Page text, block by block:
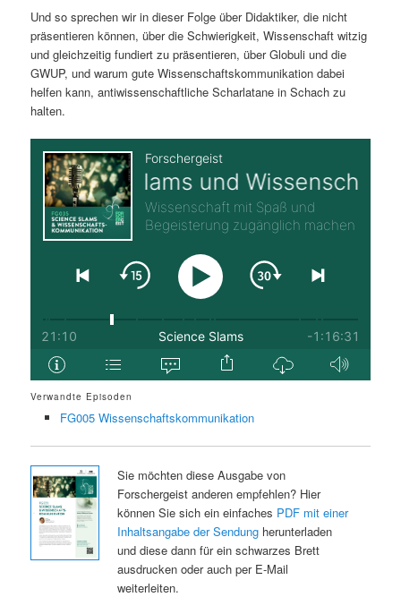
e
n
n
g
e
n
Und so sprechen wir in dieser Folge über Didaktiker, die nicht
präsentieren können, über die Schwierigkeit, Wissenschaft witzig
und gleichzeitig fundiert zu präsentieren, über Globuli und die
GWUP, und warum gute Wissenschaftskommunikation dabei
helfen kann, antiwissenschaftliche Scharlatane in Schach zu
halten.
Verwandte Episoden
FG005 Wissenschaftskommunikation
Sie möchten diese Ausgabe von
Forschergeist anderen empfehlen? Hier
können Sie sich ein einfaches PDF mit einer
Inhaltsangabe der Sendungherunterladen
und diese dann für ein schwarzes Brett
ausdrucken oder auch per E-Mail
weiterleiten.